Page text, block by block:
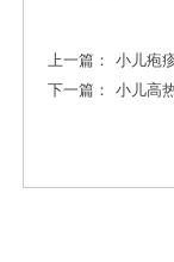
上一篇：
小儿疱
下一篇：
小儿高